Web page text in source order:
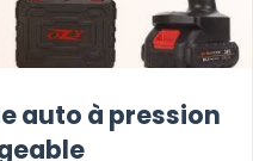
auto à pression